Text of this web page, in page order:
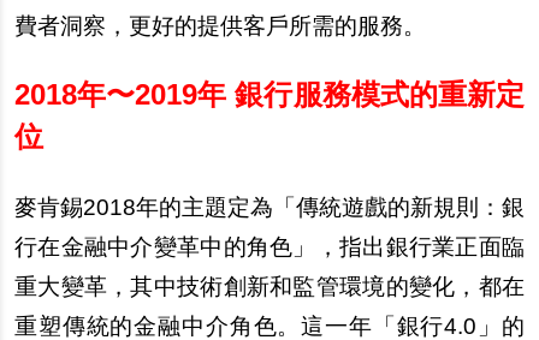
費者洞察，更好的提供客戶所需的服務。
2018年〜2019年 銀行服務模式的重新定
位
麥肯錫2018年的主題定為「傳統遊戲的新規則：銀
行在金融中介變革中的角色」，指出銀行業正面臨
重大變革，其中技術創新和監管環境的變化，都在
重塑傳統的金融中介角色。這一年「銀行4.0」的